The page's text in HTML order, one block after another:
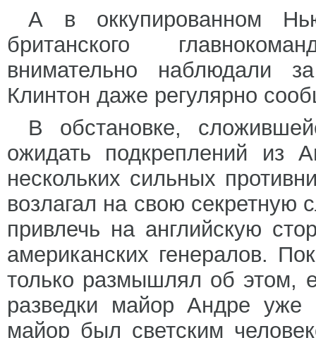
А в оккупированном
британского
внимательно наблюдали
Клинтон даже регулярно
В обстановке,
ожидать подкреплений из
нескольких сильных
возлагал на свою
привлечь на английскую
американских генералов.
только размышлял об этом,
разведки майор Андре уже
майор был светским